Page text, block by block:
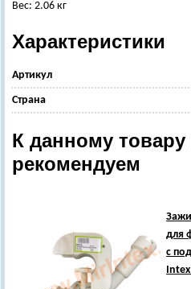
Вес: 2.06 кг
Характеристики
Артикул
Страна
К данному
рекомендуем
для
с